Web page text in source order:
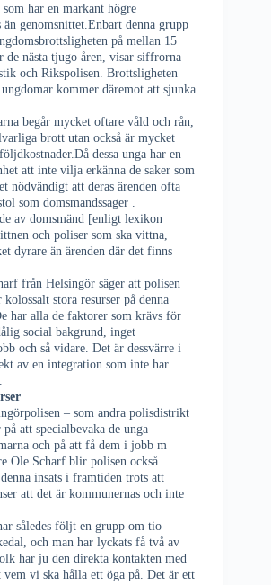
har en markant högre
genomsnittet.Enbart denna grupp
på mellan 15
de nästa tjugo åren, visar siffrorna
och Rikspolisen. Brottsligheten
kommer däremot att sjunka
begår mycket oftare våld och rån,
brott utan också är mycket
dessa unga har en
att inte vilja erkänna de saker som
nödvändigt att deras ärenden ofta
som domsmandssager .
av domsmänd [enligt lexikon
och poliser som ska vittna,
dyrare än ärenden där det finns
från Helsingör säger att polisen
stora resurser på denna
har alla de faktorer som krävs för
social bakgrund, inget
och så vidare. Det är dessvärre i
av en integration som inte har
– som andra polisdistrikt
att specialbevaka de unga
och på att få dem i jobb m
Ole Scharf blir polisen också
insats i framtiden trots att
att det är kommunernas och inte
således följt en grupp om tio
och man har lyckats få två av
har ju den direkta kontakten med
vem vi ska hålla ett öga på. Det är ett